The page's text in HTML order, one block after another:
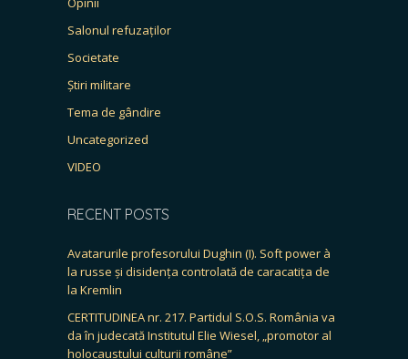
Salonul refuzaților
Societate
Știri militare
Tema de gândire
Uncategorized
VIDEO
RECENT POSTS
Avatarurile profesorului Dughin (I). Soft power à
la russe și disidența controlată de caracatița de
la Kremlin
CERTITUDINEA nr. 217. Partidul S.O.S. România va
da în judecată Institutul Elie Wiesel, „promotor al
holocaustului culturii române”